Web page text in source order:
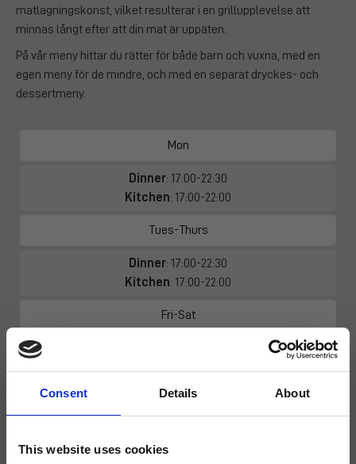
Consent Details About
This website uses cookies
matlagningskonst, vilket resulterar i en grillupplevelse att
minnas långt efter att din mat är uppäten.
På vår meny hittar du rätter för både barn och vuxna, med en
egen meny för de mindre, och med en separat dryckes- och
dessertmeny.
Mon
Dinner: 17:00-22:30
Kitchen: 17:00-22:00
Tues-Thurs
Dinner: 17:00-22:30
Kitchen: 17:00-22:00
Fri-Sat
Sun
Kitchen